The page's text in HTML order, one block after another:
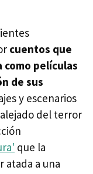
cuentos que
películas
de sus
y escenarios
del terror
que la
atada a una